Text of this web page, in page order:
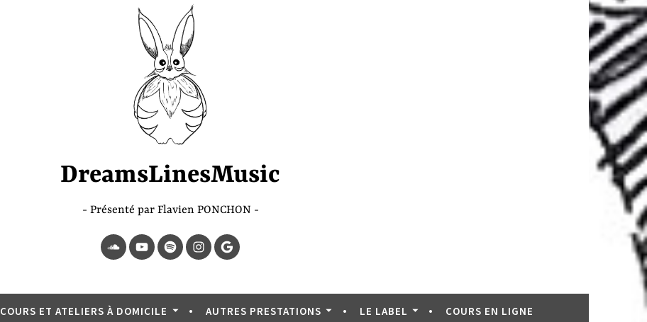
DreamsLinesMusic
Présenté par Flavien PONCHON
SoundCloud
YouTubeSpotifyInstagram
Page
Google
COURS ET ATELIERS À DOMICILE AUTRES PRESTATIONS LE LABEL COURS EN LIGNE